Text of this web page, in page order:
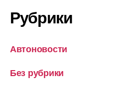
Рубрики
Автоновости
Без рубрики